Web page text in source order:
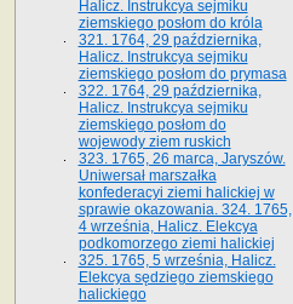
Halicz. Instrukcya sejmiku
ziemskiego posłom do króla
321. 1764, 29 października,
Halicz. Instrukcya sejmiku
ziemskiego posłom do prymasa
322. 1764, 29 października,
Halicz. Instrukcya sejmiku
ziemskiego posłom do
wojewody ziem ruskich
323. 1765, 26 marca, Jaryszów.
Uniwersał marszałka
konfederacyi ziemi halickiej w
sprawie okazowania. 324. 1765,
4 września, Halicz. Elekcya
podkomorzego ziemi halickiej
325. 1765, 5 września, Halicz.
Elekcya sędziego ziemskiego
halickiego